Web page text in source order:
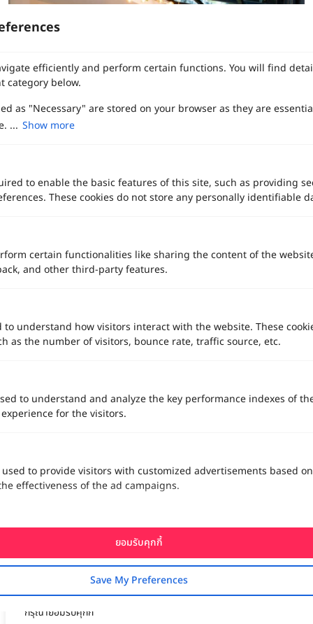
ทาง Weddinglist จะเก็บรักษาข้อมูลความลับของลูกค้าโดยจะไม่เปิด
เผยข้อมูลต่อสาธารณชน เพื่อประโยชน์สูงสุดในการเข้าถึงข้อมูลและ
เพื่อประสิทธิภาพในการใช้งาน Website Weddinglist ที่ดียิ่งขึ้น
กรุณายอมรับคุกกี้
efficiently and perform certain functions. You will find
category below.
as "Necessary" are stored on your browser as they are
... Show more
to enable the basic features of this site, such as providing
These cookies do not store any personally identifiable
certain functionalities like sharing the content of the
and other third-party features.
to understand how visitors interact with the website. These
as the number of visitors, bounce rate, traffic source, etc.
to understand and analyze the key performance indexes of
for the visitors.
to provide visitors with customized advertisements based
effectiveness of the ad campaigns.
Save My Preferences
ยอมรับคุกกี้
แนะนำ "บ้านแอมโก้ เฮาส์" สถานที่จัดงานแต่งงานแห่งใหม่สไตล์โมเดิร์น
คลาสสิกใจกลางเมือง ย่านรัชดา-ห้วยขวาง
แนะนำสถานที่จัดงานแต่งงานในสวนสไตล์อังกฤษ ย่านดอนเมือง
Agape´ Garden
สนับสนุนโดย